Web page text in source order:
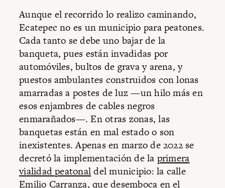
Aunque el recorrido lo realizo caminando,
Ecatepec no es un municipio para peatones.
Cada tanto se debe uno bajar de la
banqueta, pues están invadidas por
automóviles, bultos de grava y arena, y
puestos ambulantes construidos con lonas
amarradas a postes de luz —un hilo más en
esos enjambres de cables negros
enmarañados—. En otras zonas, las
banquetas están en mal estado o son
inexistentes. Apenas en marzo de 2022 se
decretó la implementación de la primera
vialidad peatonaldel municipio: la calle
Emilio Carranza, que desemboca en el